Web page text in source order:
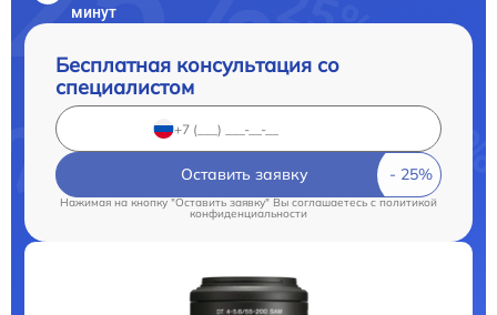
минут
Бесплатная консультация со
специалистом
Оставить заявку
Нажимая на кнопку "Оставить заявку" Вы соглашаетесь c политикой
конфиденциальности